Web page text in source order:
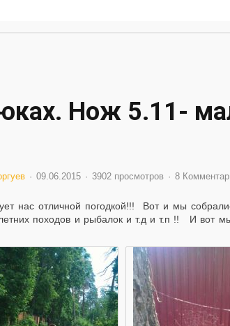
Нож 5.11-
09.06.2015 3902 просмотров 8
нас отличной погодкой!!! Вот и мы
походов и рыбалок и т.д и т.п !! И вот